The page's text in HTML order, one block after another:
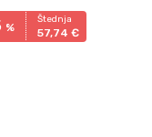
%
Štednja
57,74 €